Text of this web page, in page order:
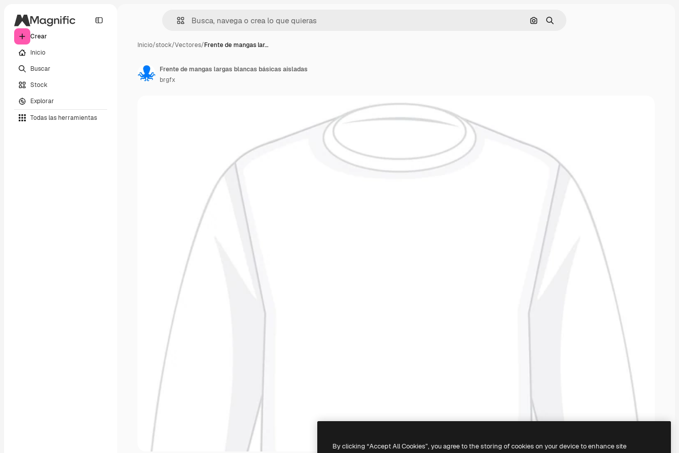
Crear
Inicio
Buscar
Stock
Explorar
Todas las herramientas
Buscar por imagen
Buscar
Inicio/stock/Vectores/Frente de mangas lar…
Frente de mangas largas blancas básicas aisladas
brgfx
By clicking “Accept All Cookies”, you agree to the storing of cookies on your device to enhance site